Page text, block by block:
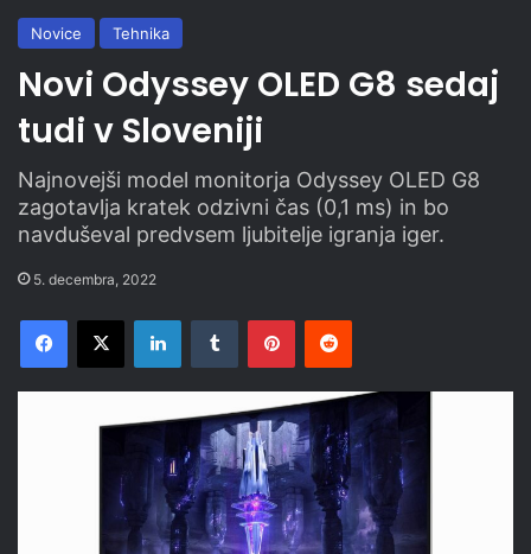
Novice Tehnika
Novi Odyssey OLED G8 sedaj
tudi v Sloveniji
Najnovejši model monitorja Odyssey OLED G8
zagotavlja kratek odzivni čas (0,1 ms) in bo
navduševal predvsem ljubitelje igranja iger.
5. decembra, 2022
Facebook
X LinkedInTumblr PinterestReddit